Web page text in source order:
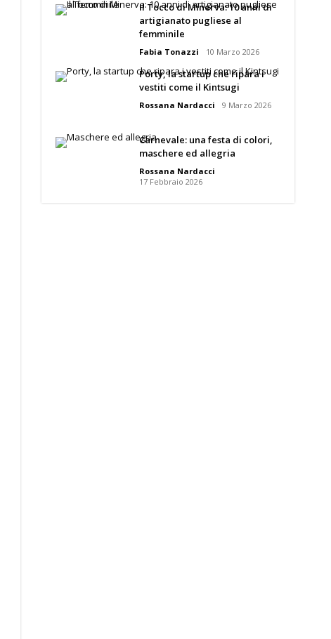
Il Tocco di Minerva: 10 anni di
artigianato pugliese al
femminile
Fabia Tonazzi 10 Marzo 2026
Porty, la startup che ripara i
vestiti come il Kintsugi
Rossana Nardacci 9 Marzo 2026
Carnevale: una festa di colori,
maschere ed allegria
Rossana Nardacci
17 Febbraio 2026